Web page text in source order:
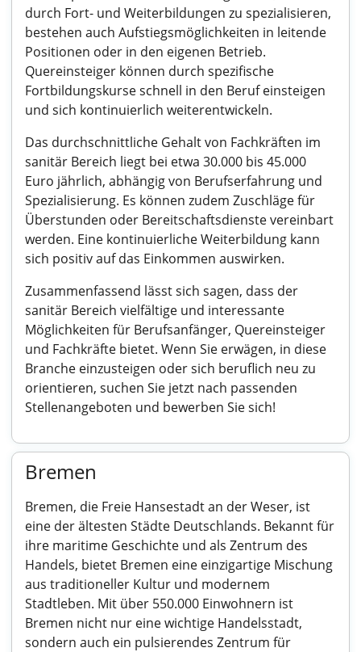
durch Fort- und Weiterbildungen zu spezialisieren,
bestehen auch Aufstiegsmöglichkeiten in leitende
Positionen oder in den eigenen Betrieb.
Quereinsteiger können durch spezifische
Fortbildungskurse schnell in den Beruf einsteigen
und sich kontinuierlich weiterentwickeln.
Das durchschnittliche Gehalt von Fachkräften im
sanitär Bereich liegt bei etwa 30.000 bis 45.000
Euro jährlich, abhängig von Berufserfahrung und
Spezialisierung. Es können zudem Zuschläge für
Überstunden oder Bereitschaftsdienste vereinbart
werden. Eine kontinuierliche Weiterbildung kann
sich positiv auf das Einkommen auswirken.
Zusammenfassend lässt sich sagen, dass der
sanitär Bereich vielfältige und interessante
Möglichkeiten für Berufsanfänger, Quereinsteiger
und Fachkräfte bietet. Wenn Sie erwägen, in diese
Branche einzusteigen oder sich beruflich neu zu
orientieren, suchen Sie jetzt nach passenden
Stellenangeboten und bewerben Sie sich!
Bremen
Bremen, die Freie Hansestadt an der Weser, ist
eine der ältesten Städte Deutschlands. Bekannt für
ihre maritime Geschichte und als Zentrum des
Handels, bietet Bremen eine einzigartige Mischung
aus traditioneller Kultur und modernem
Stadtleben. Mit über 550.000 Einwohnern ist
Bremen nicht nur eine wichtige Handelsstadt,
sondern auch ein pulsierendes Zentrum für